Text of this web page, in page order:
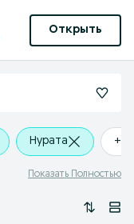
Открыть
Нурата +0
Показать Полностью